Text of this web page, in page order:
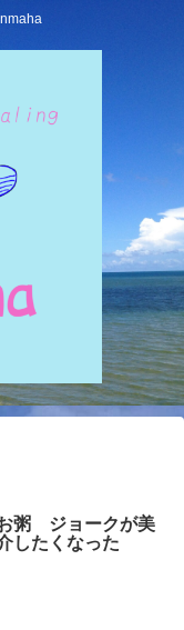
粥 ジョークが美
したくなった